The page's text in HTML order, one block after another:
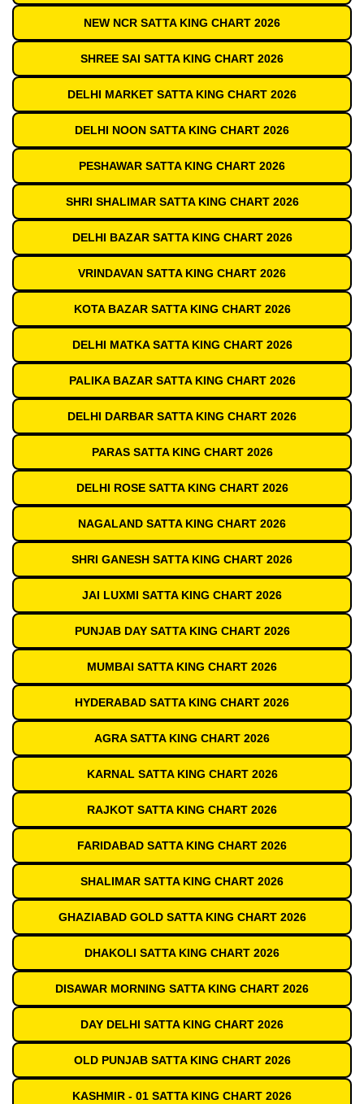
NEW NCR SATTA KING CHART 2026
SHREE SAI SATTA KING CHART 2026
DELHI MARKET SATTA KING CHART 2026
DELHI NOON SATTA KING CHART 2026
PESHAWAR SATTA KING CHART 2026
SHRI SHALIMAR SATTA KING CHART 2026
DELHI BAZAR SATTA KING CHART 2026
VRINDAVAN SATTA KING CHART 2026
KOTA BAZAR SATTA KING CHART 2026
DELHI MATKA SATTA KING CHART 2026
PALIKA BAZAR SATTA KING CHART 2026
DELHI DARBAR SATTA KING CHART 2026
PARAS SATTA KING CHART 2026
DELHI ROSE SATTA KING CHART 2026
NAGALAND SATTA KING CHART 2026
SHRI GANESH SATTA KING CHART 2026
JAI LUXMI SATTA KING CHART 2026
PUNJAB DAY SATTA KING CHART 2026
MUMBAI SATTA KING CHART 2026
HYDERABAD SATTA KING CHART 2026
AGRA SATTA KING CHART 2026
KARNAL SATTA KING CHART 2026
RAJKOT SATTA KING CHART 2026
FARIDABAD SATTA KING CHART 2026
SHALIMAR SATTA KING CHART 2026
GHAZIABAD GOLD SATTA KING CHART 2026
DHAKOLI SATTA KING CHART 2026
DISAWAR MORNING SATTA KING CHART 2026
DAY DELHI SATTA KING CHART 2026
OLD PUNJAB SATTA KING CHART 2026
KASHMIR - 01 SATTA KING CHART 2026